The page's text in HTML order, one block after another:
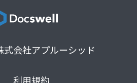
式会社アプルーシッド
利用規約